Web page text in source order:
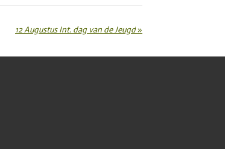
12 Augustus Int. dag van de Jeugd»